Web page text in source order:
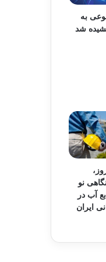
به
شد
نو
آب در
ایران